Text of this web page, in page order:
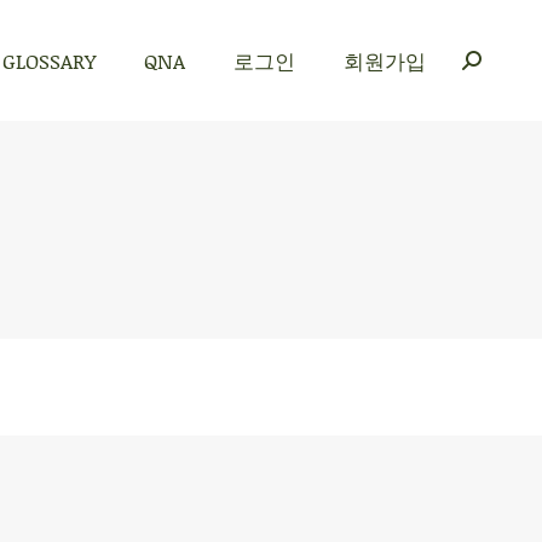
GLOSSARY QNA 로그인 회원가입
로그인 회원가입